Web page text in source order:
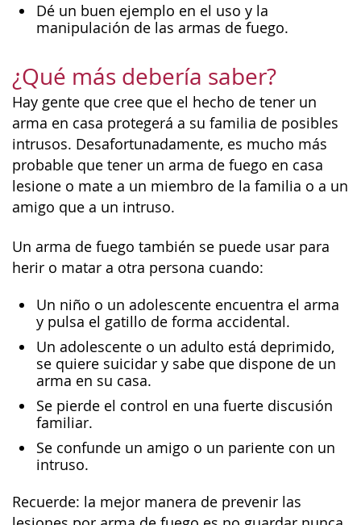
Dé un buen ejemplo en el uso y la
manipulación de las armas de fuego.
¿Qué más debería saber?
Hay gente que cree que el hecho de tener un
arma en casa protegerá a su familia de posibles
intrusos. Desafortunadamente, es mucho más
probable que tener un arma de fuego en casa
lesione o mate a un miembro de la familia o a un
amigo que a un intruso.
Un arma de fuego también se puede usar para
herir o matar a otra persona cuando:
Un niño o un adolescente encuentra el arma
y pulsa el gatillo de forma accidental.
Un adolescente o un adulto está deprimido,
se quiere suicidar y sabe que dispone de un
arma en su casa.
Se pierde el control en una fuerte discusión
familiar.
Se confunde un amigo o un pariente con un
intruso.
Recuerde: la mejor manera de prevenir las